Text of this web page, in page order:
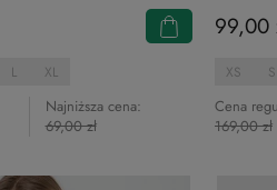
Najniższa cena:
69,00 zł
L XL
99,00
Cena
169,00 zł
XS S